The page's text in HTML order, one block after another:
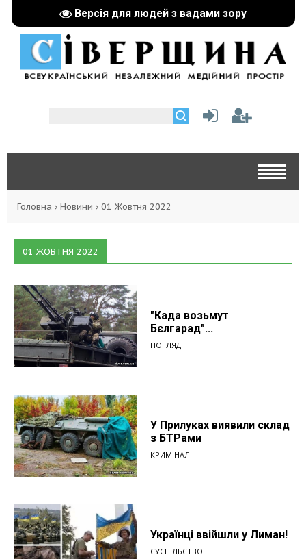
Версія для людей з вадами зору
Головна › Новини › 01 Жовтня 2022
01 ЖОВТНЯ 2022
"Када возьмут
Бєлгарад"...
ПОГЛЯД
У Прилуках виявили склад
з БТРами
КРИМІНАЛ
Українці ввійшли у Лиман!
СУСПІЛЬСТВО